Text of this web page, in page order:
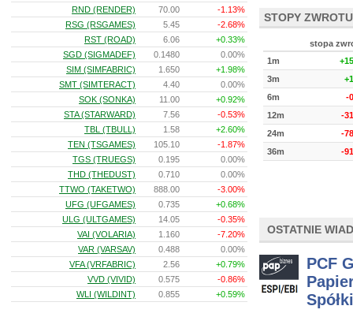
STOPY ZWROTU
stopa
1m
3m
6m
-
12m
-
24m
-
36m
-
OSTATNIE
PCF
Spółki
RND (RENDER)
70.00
-1.13%
RSG (RSGAMES)
5.45
-2.68%
RST (ROAD)
6.06
+0.33%
SGD (SIGMADEF)
0.1480
0.00%
SIM (SIMFABRIC)
1.650
+1.98%
SMT (SIMTERACT)
4.40
0.00%
SOK (SONKA)
11.00
+0.92%
STA (STARWARD)
7.56
-0.53%
TBL (TBULL)
1.58
+2.60%
TEN (TSGAMES)
105.10
-1.87%
TGS (TRUEGS)
0.195
0.00%
THD (THEDUST)
0.710
0.00%
TTWO (TAKETWO)
888.00
-3.00%
UFG (UFGAMES)
0.735
+0.68%
ULG (ULTGAMES)
14.05
-0.35%
VAI (VOLARIA)
1.160
-7.20%
VAR (VARSAV)
0.488
0.00%
VFA (VRFABRIC)
2.56
+0.79%
VVD (VIVID)
0.575
-0.86%
WLI (WILDINT)
0.855 +0.59%